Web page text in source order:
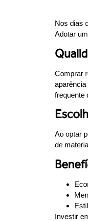
Nos dias
Adotar
Comprar
frequente
Ao optar
de
Investir